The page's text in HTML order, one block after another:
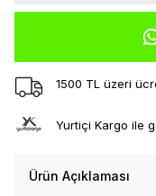
1500 TL üzeri
Yurtiçi Kargo ile
Ürün Açıklaması